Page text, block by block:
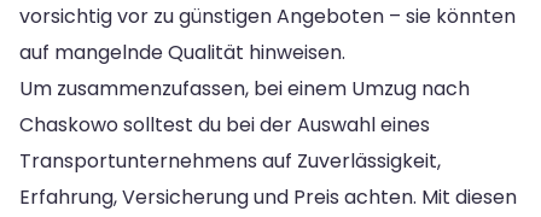
vorsichtig vor zu günstigen Angeboten – sie könnten
auf mangelnde Qualität hinweisen.
Um zusammenzufassen, bei einem Umzug nach
Chaskowo solltest du bei der Auswahl eines
Transportunternehmens auf Zuverlässigkeit,
Erfahrung, Versicherung und Preis achten. Mit diesen